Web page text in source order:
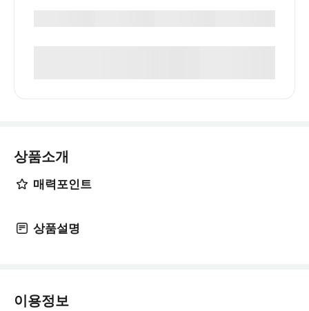
상품소개
매력포인트
상품설명
이용정보